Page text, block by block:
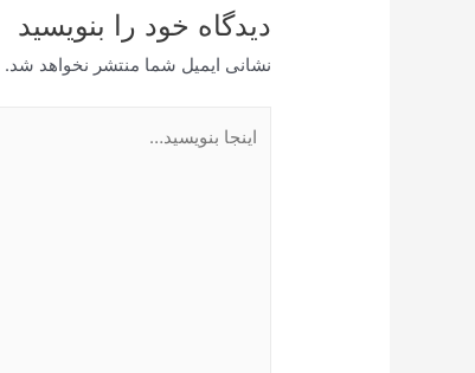
دیدگاه‌ خود را بنویسید
نشانی ایمیل شما منتشر نخواهد شد.
بنویسید…